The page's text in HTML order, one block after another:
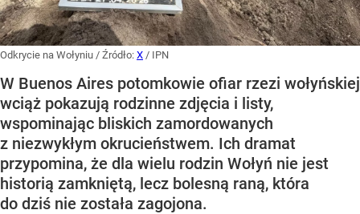
Odkrycie na Wołyniu / Źródło: X / IPN
W Buenos Aires potomkowie ofiar rzezi wołyńskiej
wciąż pokazują rodzinne zdjęcia i listy,
wspominając bliskich zamordowanych
z niezwykłym okrucieństwem. Ich dramat
przypomina, że dla wielu rodzin Wołyń nie jest
historią zamkniętą, lecz bolesną raną, która
do dziś nie została zagojona.